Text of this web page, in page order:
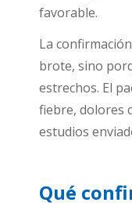
favorable.
La
brote, sino
estrechos. El
fiebre, dolores
estudios
Qué